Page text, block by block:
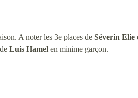
A noter les 3e places de Séverin Elie
Luis Hamel en minime garçon.